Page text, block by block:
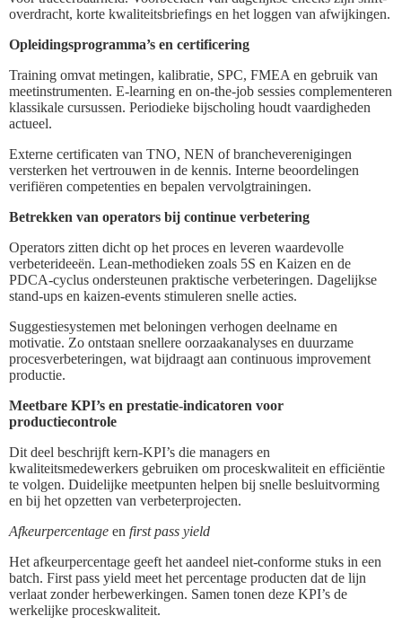
overdracht, korte kwaliteitsbriefings en het loggen van afwijkingen.
Opleidingsprogramma’s en certificering
Training omvat metingen, kalibratie, SPC, FMEA en gebruik van
meetinstrumenten. E-learning en on-the-job sessies complementeren
klassikale cursussen. Periodieke bijscholing houdt vaardigheden
actueel.
Externe certificaten van TNO, NEN of brancheverenigingen
versterken het vertrouwen in de kennis. Interne beoordelingen
verifiëren competenties en bepalen vervolgtrainingen.
Betrekken van operators bij continue verbetering
Operators zitten dicht op het proces en leveren waardevolle
verbeterideeën. Lean-methodieken zoals 5S en Kaizen en de
PDCA-cyclus ondersteunen praktische verbeteringen. Dagelijkse
stand-ups en kaizen-events stimuleren snelle acties.
Suggestiesystemen met beloningen verhogen deelname en
motivatie. Zo ontstaan snellere oorzaakanalyses en duurzame
procesverbeteringen, wat bijdraagt aan continuous improvement
productie.
Meetbare KPI’s en prestatie-indicatoren voor
productiecontrole
Dit deel beschrijft kern-KPI’s die managers en
kwaliteitsmedewerkers gebruiken om proceskwaliteit en efficiëntie
te volgen. Duidelijke meetpunten helpen bij snelle besluitvorming
en bij het opzetten van verbeterprojecten.
Afkeurpercentage en first pass yield
Het afkeurpercentage geeft het aandeel niet-conforme stuks in een
batch. First pass yield meet het percentage producten dat de lijn
verlaat zonder herbewerkingen. Samen tonen deze KPI’s de
werkelijke proceskwaliteit.